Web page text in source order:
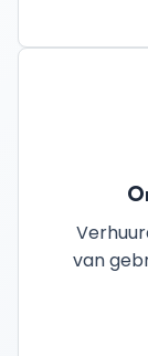
van